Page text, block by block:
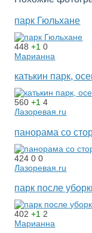
парк Гюльхане
448+10
Марианна
катькин парк,
560+14
Лазоревая.ru
панорама со
42400
Лазоревая.ru
парк после
402+1 2
Марианна